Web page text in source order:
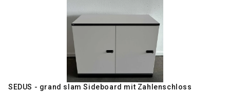
SEDUS - grand slam Sideboard mit Zahlenschloss